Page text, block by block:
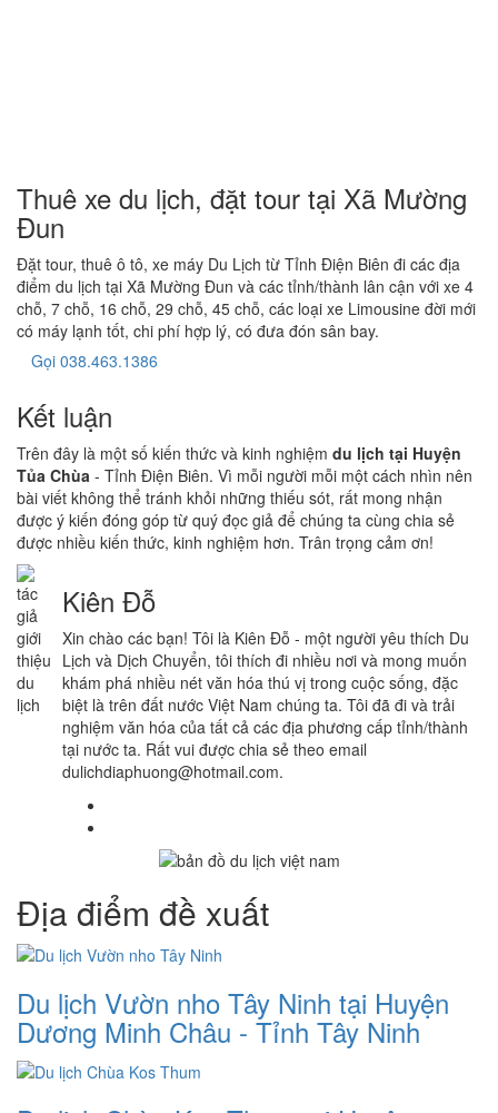
Thuê xe du lịch, đặt tour tại Xã Mường
Đun
Đặt tour, thuê ô tô, xe máy Du Lịch từ Tỉnh Điện Biên đi các địa
điểm du lịch tại Xã Mường Đun và các tỉnh/thành lân cận với xe 4
chỗ, 7 chỗ, 16 chỗ, 29 chỗ, 45 chỗ, các loại xe Limousine đời mới
có máy lạnh tốt, chi phí hợp lý, có đưa đón sân bay.
Gọi 038.463.1386
Kết luận
Trên đây là một số kiến thức và kinh nghiệm du lịch tại Huyện
Tủa Chùa - Tỉnh Điện Biên. Vì mỗi người mỗi một cách nhìn nên
bài viết không thể tránh khỏi những thiếu sót, rất mong nhận
được ý kiến đóng góp từ quý đọc giả để chúng ta cùng chia sẻ
được nhiều kiến thức, kinh nghiệm hơn. Trân trọng cảm ơn!
Kiên Đỗ
Xin chào các bạn! Tôi là Kiên Đỗ - một người yêu thích Du
Lịch và Dịch Chuyển, tôi thích đi nhiều nơi và mong muốn
khám phá nhiều nét văn hóa thú vị trong cuộc sống, đặc
biệt là trên đất nước Việt Nam chúng ta. Tôi đã đi và trải
nghiệm văn hóa của tất cả các địa phương cấp tỉnh/thành
tại nước ta. Rất vui được chia sẻ theo email
dulichdiaphuong@hotmail.com.
Địa điểm đề xuất
Du lịch Vườn nho Tây Ninh tại Huyện
Dương Minh Châu - Tỉnh Tây Ninh